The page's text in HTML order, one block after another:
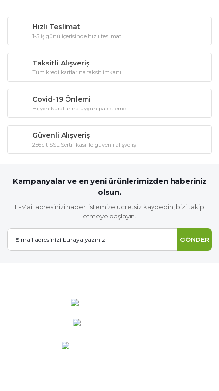
Hızlı Teslimat
1-5 iş günü içerisinde hızlı teslimat
Taksitli Alışveriş
Tüm kredi kartlarına taksit imkanı
Covid-19 Önlemi
Hijyen kurallarına uygun paketleme
Güvenli Alışveriş
256bit SSL Sertifikası ile güvenli alışveriş
Kampanyalar ve en yeni ürünlerimizden haberiniz
olsun,
E-Mail adresinizi haber listemize ücretsiz kaydedin, bizi takip
etmeye başlayın.
GÖNDER